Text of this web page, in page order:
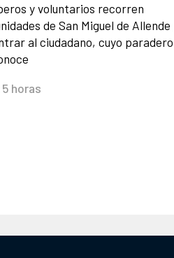
y voluntarios recorren
de San Miguel de
al ciudadano, cuyo
horas